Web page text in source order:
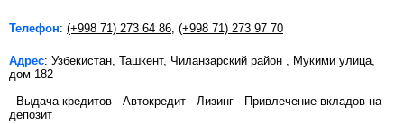
Телефон: (+998 71) 273 64 86 (+998 71) 273 97 70
Адрес: Узбекистан, Ташкент, Чиланзарский район , Мукими улица,
дом 182
- Выдача кредитов - Автокредит - Лизинг - Привлечение вкладов на
депозит